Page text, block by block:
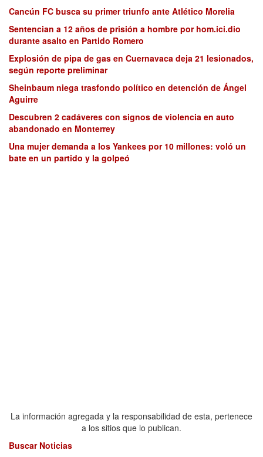
Cancún FC busca su primer triunfo ante Atlético Morelia
Sentencian a 12 años de prisión a hombre por hom.ici.dio
durante asalto en Partido Romero
Explosión de pipa de gas en Cuernavaca deja 21 lesionados,
según reporte preliminar
Sheinbaum niega trasfondo político en detención de Ángel
Aguirre
Descubren 2 cadáveres con signos de violencia en auto
abandonado en Monterrey
Una mujer demanda a los Yankees por 10 millones: voló un
bate en un partido y la golpeó
La información agregada y la responsabilidad de esta, pertenece
a los sitios que lo publican.
Buscar Noticias